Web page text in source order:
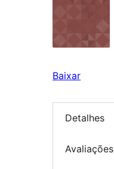
Baixar
Detalhes
Avaliações